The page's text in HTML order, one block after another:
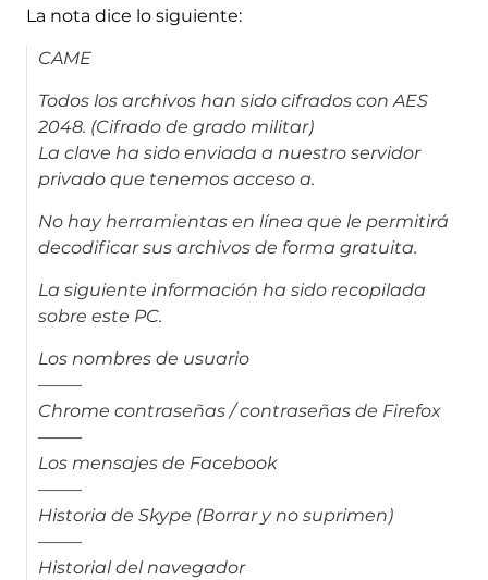
La nota dice lo siguiente:
CAME
Todos los archivos han sido cifrados con AES
2048. (Cifrado de grado militar)
La clave ha sido enviada a nuestro servidor
privado que tenemos acceso a.
No hay herramientas en línea que le permitirá
decodificar sus archivos de forma gratuita.
La siguiente información ha sido recopilada
sobre este PC.
Los nombres de usuario
——–
Chrome contraseñas / contraseñas de Firefox
——–
Los mensajes de Facebook
——–
Historia de Skype (Borrar y no suprimen)
——–
Historial del navegador